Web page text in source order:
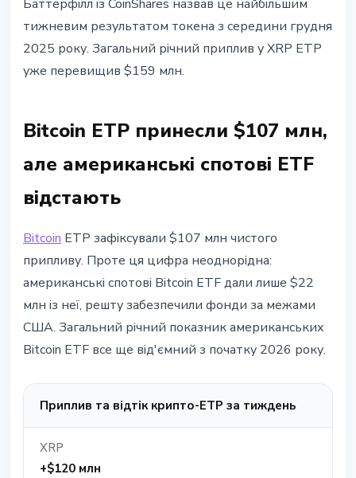
Баттерфілл із CoinShares назвав це найбільшим
тижневим результатом токена з середини грудня
2025 року. Загальний річний приплив у XRP ETP
уже перевищив $159 млн.
Bitcoin ETP принесли $107 млн,
але американські спотові ETF
відстають
Bitcoin ETP зафіксували $107 млн чистого
припливу. Проте ця цифра неоднорідна:
американські спотові Bitcoin ETF дали лише $22
млн із неї, решту забезпечили фонди за межами
США. Загальний річний показник американських
Bitcoin ETF все ще від'ємний з початку 2026 року.
Приплив та відтік крипто-ETP за тиждень
XRP
+$120 млн